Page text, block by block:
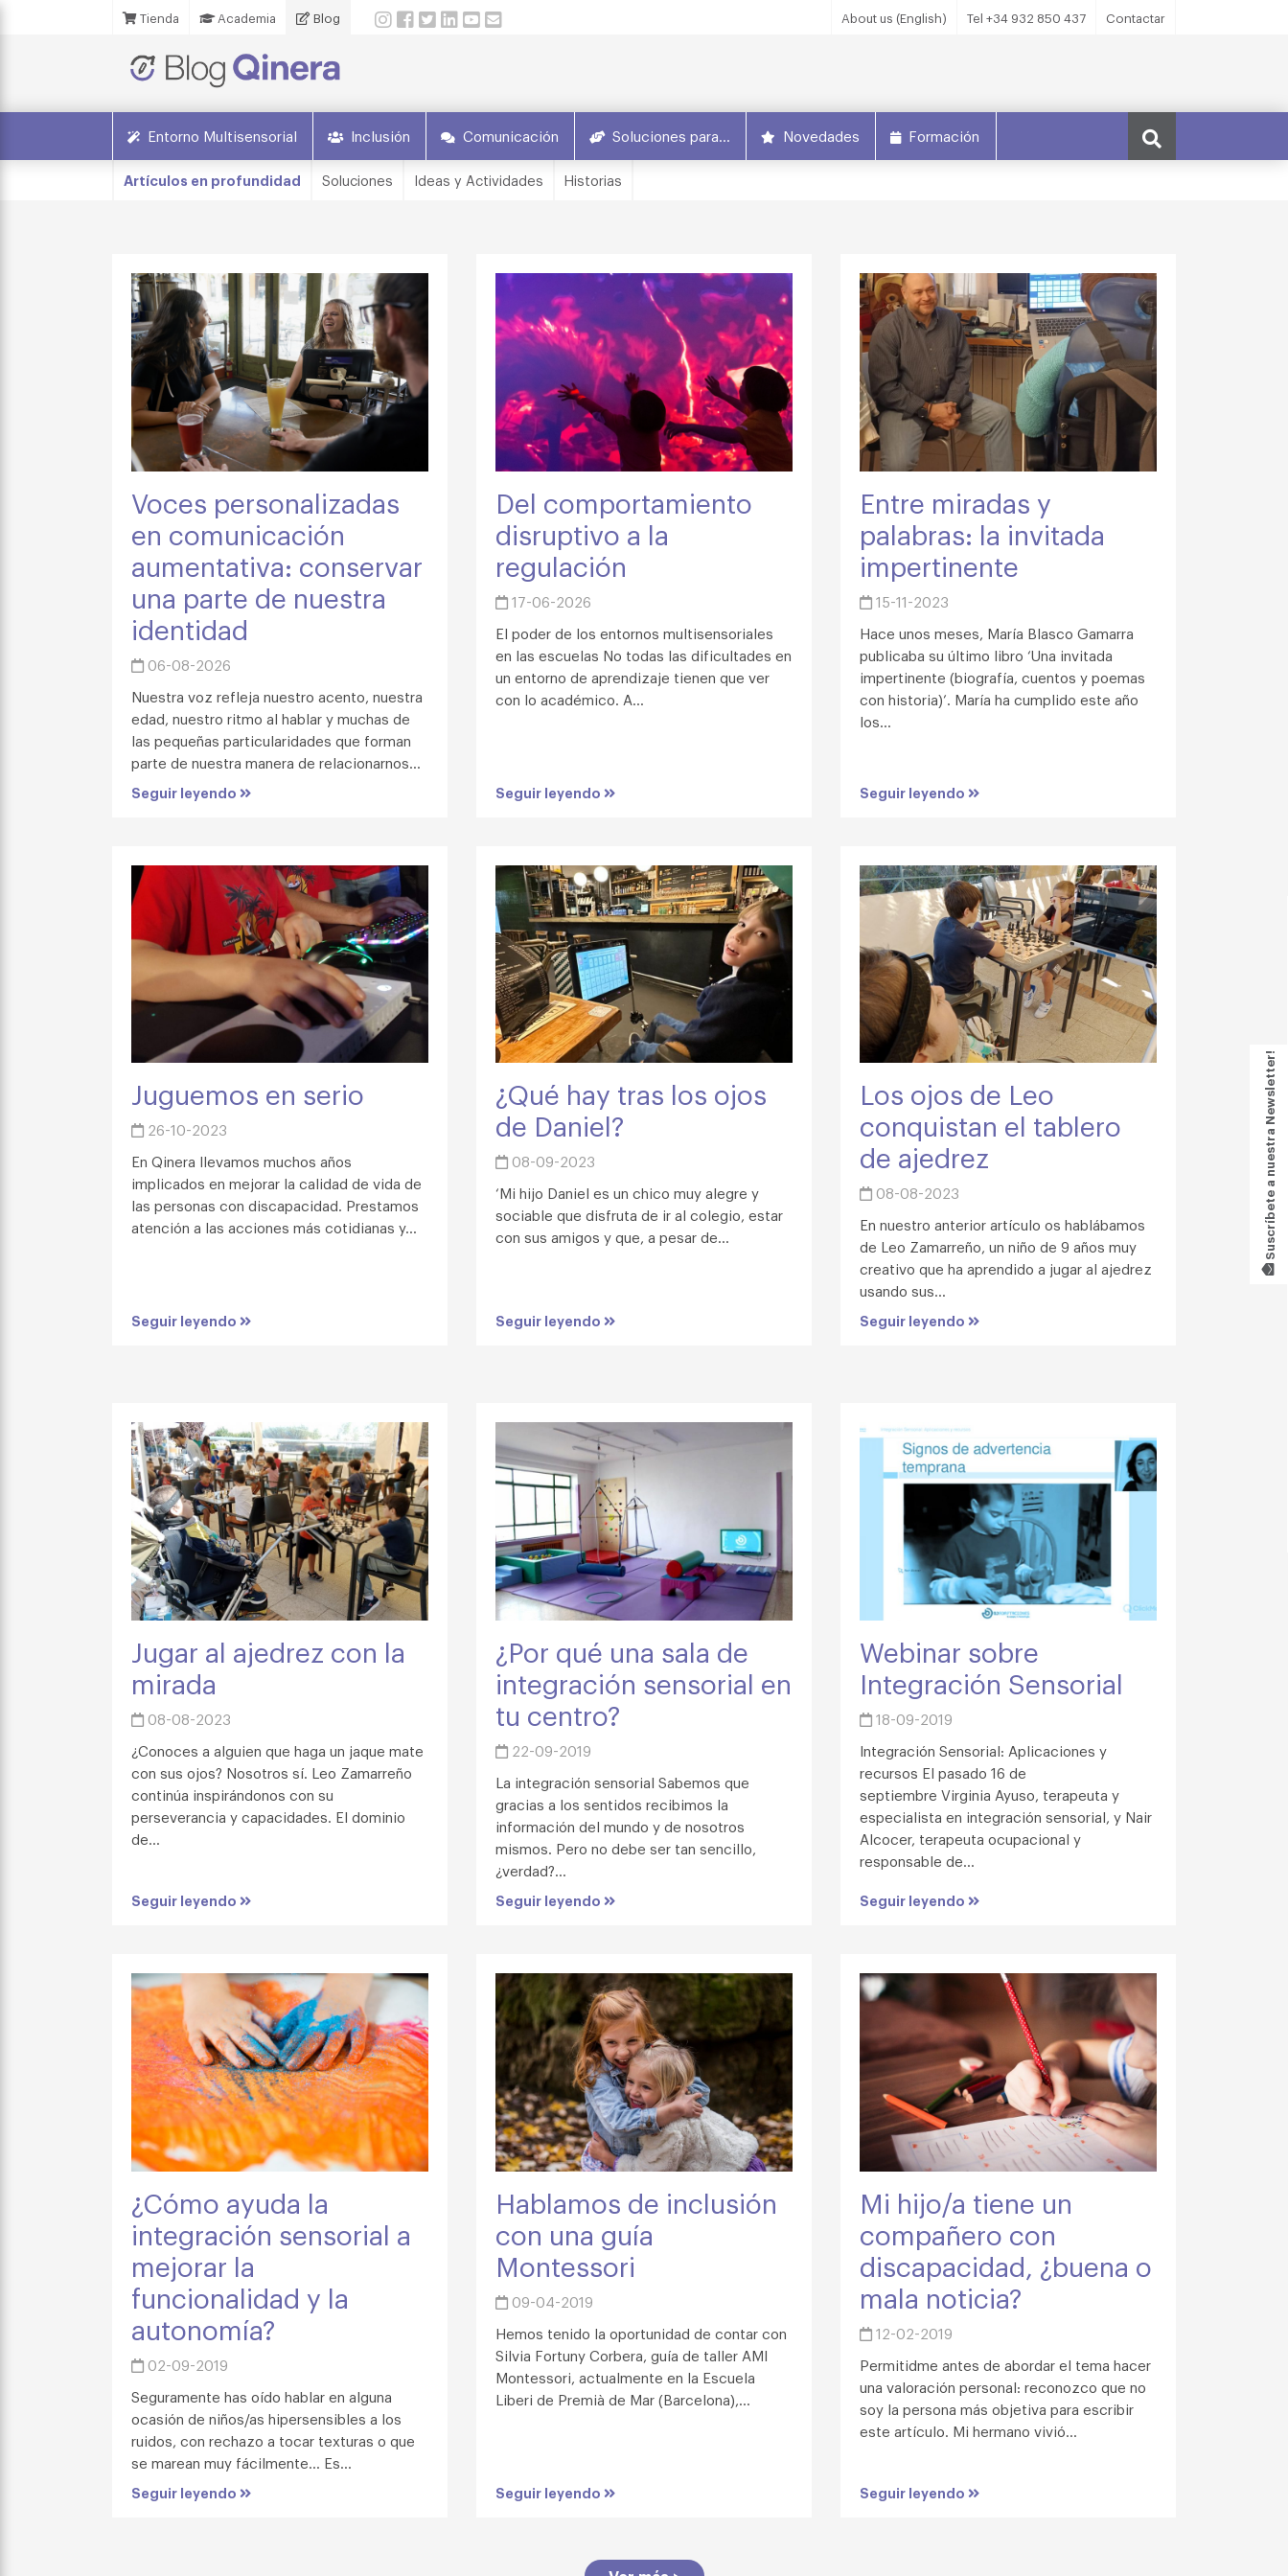
Tienda Academia Blog About us (English) Tel +34 932 850 437 Contactar
Entorno Multisensorial Inclusión Comunicación Soluciones para… Novedades Formación
Suscríbete a nuestra Newsletter!
Artículos en profundidad Soluciones Ideas y Actividades Historias
Voces personalizadas
en comunicación
aumentativa: conservar
una parte de nuestra
identidad
06-08-2026
Nuestra voz refleja nuestro acento, nuestra
edad, nuestro ritmo al hablar y muchas de
las pequeñas particularidades que forman
parte de nuestra manera de relacionarnos...
Seguir leyendo
Del comportamiento
disruptivo a la
regulación
17-06-2026
El poder de los entornos multisensoriales
en las escuelas No todas las dificultades en
un entorno de aprendizaje tienen que ver
con lo académico. A...
Seguir leyendo
Entre miradas y
palabras: la invitada
impertinente
15-11-2023
Hace unos meses, María Blasco Gamarra
publicaba su último libro ‘Una invitada
impertinente (biografía, cuentos y poemas
con historia)’. María ha cumplido este año
los...
Seguir leyendo
Juguemos en serio
26-10-2023
En Qinera llevamos muchos años
implicados en mejorar la calidad de vida de
las personas con discapacidad. Prestamos
atención a las acciones más cotidianas y...
Seguir leyendo
¿Qué hay tras los ojos
de Daniel?
08-09-2023
‘Mi hijo Daniel es un chico muy alegre y
sociable que disfruta de ir al colegio, estar
con sus amigos y que, a pesar de...
Seguir leyendo
Los ojos de Leo
conquistan el tablero
de ajedrez
08-08-2023
En nuestro anterior artículo os hablábamos
de Leo Zamarreño, un niño de 9 años muy
creativo que ha aprendido a jugar al ajedrez
usando sus...
Seguir leyendo
Jugar al ajedrez con la
mirada
08-08-2023
¿Conoces a alguien que haga un jaque mate
con sus ojos? Nosotros sí. Leo Zamarreño
continúa inspirándonos con su
perseverancia y capacidades. El dominio
de...
Seguir leyendo
¿Por qué una sala de
integración sensorial en
tu centro?
22-09-2019
La integración sensorial Sabemos que
gracias a los sentidos recibimos la
información del mundo y de nosotros
mismos. Pero no debe ser tan sencillo,
¿verdad?...
Seguir leyendo
Webinar sobre
Integración Sensorial
18-09-2019
Integración Sensorial: Aplicaciones y
recursos El pasado 16 de
septiembre Virginia Ayuso, terapeuta y
especialista en integración sensorial, y Nair
Alcocer, terapeuta ocupacional y
responsable de...
Seguir leyendo
¿Cómo ayuda la
integración sensorial a
mejorar la
funcionalidad y la
autonomía?
02-09-2019
Seguramente has oído hablar en alguna
ocasión de niños/as hipersensibles a los
ruidos, con rechazo a tocar texturas o que
se marean muy fácilmente… Es...
Seguir leyendo
Hablamos de inclusión
con una guía
Montessori
09-04-2019
Hemos tenido la oportunidad de contar con
Silvia Fortuny Corbera, guía de taller AMI
Montessori, actualmente en la Escuela
Liberi de Premià de Mar (Barcelona),...
Seguir leyendo
Mi hijo/a tiene un
compañero con
discapacidad, ¿buena o
mala noticia?
12-02-2019
Permitidme antes de abordar el tema hacer
una valoración personal: reconozco que no
soy la persona más objetiva para escribir
este artículo. Mi hermano vivió...
Seguir leyendo